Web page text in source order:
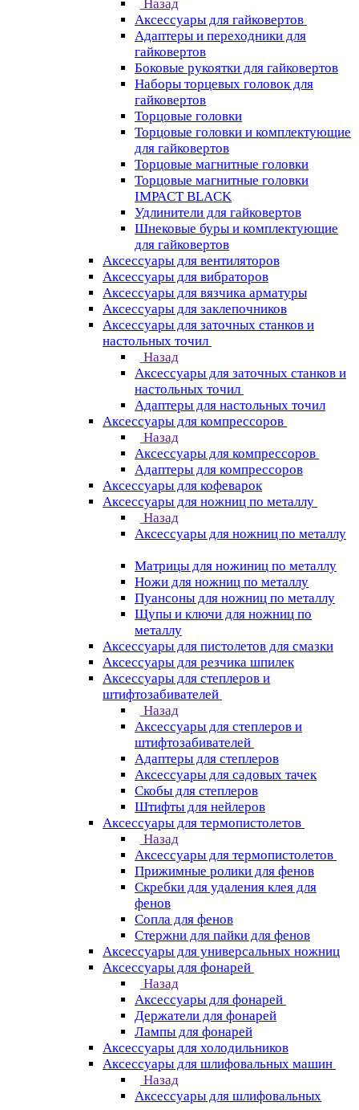
Назад
Аксессуары для гайковертов
Адаптеры и переходники для
гайковертов
Боковые рукоятки для гайковертов
Наборы торцевых головок для
гайковертов
Торцовые головки
Торцовые головки и комплектующие
для гайковертов
Торцовые магнитные головки
Торцовые магнитные головки
IMPACT BLACK
Удлинители для гайковертов
Шнековые буры и комплектующие
для гайковертов
Аксессуары для вентиляторов
Аксессуары для вибраторов
Аксессуары для вязчика арматуры
Аксессуары для заклепочников
Аксессуары для заточных станков и
настольных точил
Назад
Аксессуары для заточных станков и
настольных точил
Адаптеры для настольных точил
Аксессуары для компрессоров
Назад
Аксессуары для компрессоров
Адаптеры для компрессоров
Аксессуары для кофеварок
Аксессуары для ножниц по металлу
Назад
Аксессуары для ножниц по металлу
Матрицы для ножиниц по металлу
Ножи для ножниц по металлу
Пуансоны для ножниц по металлу
Щупы и ключи для ножниц по
металлу
Аксессуары для пистолетов для смазки
Аксессуары для резчика шпилек
Аксессуары для степлеров и
штифтозабивателей
Назад
Аксессуары для степлеров и
штифтозабивателей
Адаптеры для степлеров
Аксессуары для садовых тачек
Скобы для степлеров
Штифты для нейлеров
Аксессуары для термопистолетов
Назад
Аксессуары для термопистолетов
Прижимные ролики для фенов
Скребки для удаления клея для
фенов
Сопла для фенов
Стержни для пайки для фенов
Аксессуары для универсальных ножниц
Аксессуары для фонарей
Назад
Аксессуары для фонарей
Держатели для фонарей
Лампы для фонарей
Аксессуары для холодильников
Аксессуары для шлифовальных машин
Назад
Аксессуары для шлифовальных